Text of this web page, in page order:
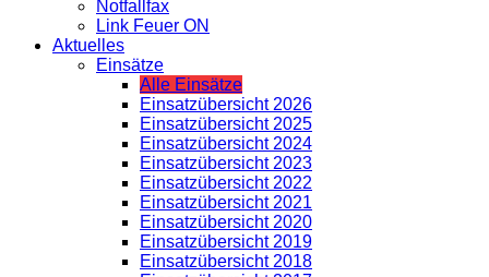
Notfallfax
Link Feuer ON
Aktuelles
Einsätze
Alle Einsätze
Einsatzübersicht 2026
Einsatzübersicht 2025
Einsatzübersicht 2024
Einsatzübersicht 2023
Einsatzübersicht 2022
Einsatzübersicht 2021
Einsatzübersicht 2020
Einsatzübersicht 2019
Einsatzübersicht 2018